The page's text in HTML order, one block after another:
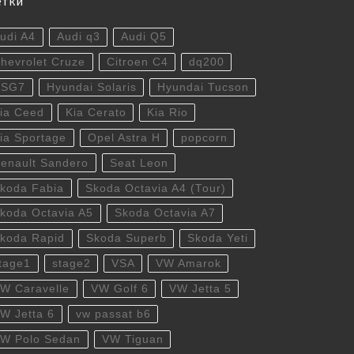
A4 Audi q3 Audi Q5
Cruze Citroen C4 dq200
Hyundai Solaris Hyundai Tucson
Ceed Kia Cerato Kia Rio
Sportage Opel Astra H popcorn
Sandero Seat Leon
Fabia Skoda Octavia A4 (Tour)
Octavia A5 Skoda Octavia A7
Rapid Skoda Superb Skoda Yeti
stage2 VSA VW Amarok
Caravelle VW Golf 6 VW Jetta 5
Jetta 6 vw passat b6
Polo Sedan VW Tiguan